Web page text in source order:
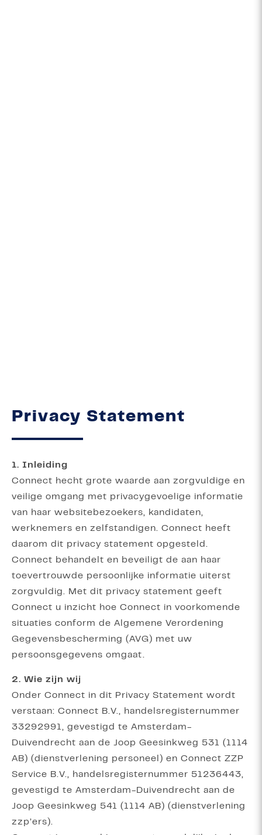
Privacy Statement
1. Inleiding
Connect hecht grote waarde aan zorgvuldige en
veilige omgang met privacygevoelige informatie
van haar websitebezoekers, kandidaten,
werknemers en zelfstandigen. Connect heeft
daarom dit privacy statement opgesteld.
Connect behandelt en beveiligt de aan haar
toevertrouwde persoonlijke informatie uiterst
zorgvuldig. Met dit privacy statement geeft
Connect u inzicht hoe Connect in voorkomende
situaties conform de Algemene Verordening
Gegevensbescherming (AVG) met uw
persoonsgegevens omgaat.
2. Wie zijn wij
Onder Connect in dit Privacy Statement wordt
verstaan: Connect B.V., handelsregisternummer
33292991, gevestigd te Amsterdam-
Duivendrecht aan de Joop Geesinkweg 531 (1114
AB) (dienstverlening personeel) en Connect ZZP
Service B.V., handelsregisternummer 51236443,
gevestigd te Amsterdam-Duivendrecht aan de
Joop Geesinkweg 541 (1114 AB) (dienstverlening
zzp’ers).